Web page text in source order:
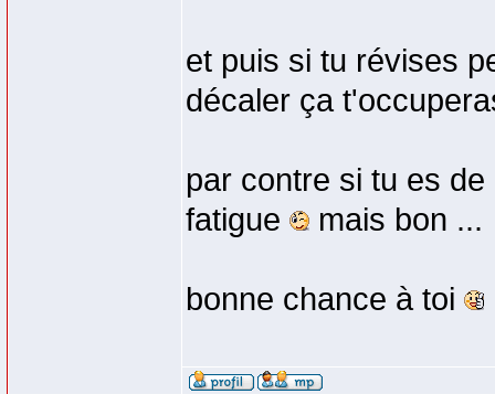
et puis si tu révises
décaler ça
par contre si tu es
fatigue
mais bon ...
bonne chance à toi